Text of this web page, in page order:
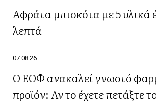
Αφράτα μπισκότα με 5 υλικά
λεπτά
07.08.26
Ο ΕΟΦ ανακαλεί γνωστό
προϊόν: Αν το έχετε πετάξτε